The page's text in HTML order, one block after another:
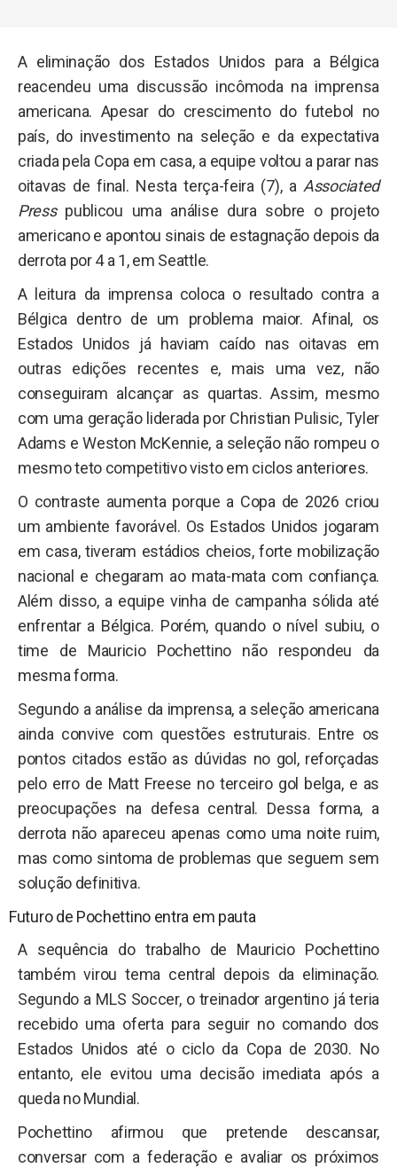
A eliminação dos Estados Unidos para a Bélgica
reacendeu uma discussão incômoda na imprensa
americana. Apesar do crescimento do futebol no
país, do investimento na seleção e da expectativa
criada pela Copa em casa, a equipe voltou a parar nas
oitavas de final. Nesta terça-feira (7), a Associated
Presspublicou uma análise dura sobre o projeto
americano e apontou sinais de estagnação depois da
derrota por 4 a 1, em Seattle.
A leitura da imprensa coloca o resultado contra a
Bélgica dentro de um problema maior. Afinal, os
Estados Unidos já haviam caído nas oitavas em
outras edições recentes e, mais uma vez, não
conseguiram alcançar as quartas. Assim, mesmo
com uma geração liderada por Christian Pulisic, Tyler
Adams e Weston McKennie, a seleção não rompeu o
mesmo teto competitivo visto em ciclos anteriores.
O contraste aumenta porque a Copa de 2026 criou
um ambiente favorável. Os Estados Unidos jogaram
em casa, tiveram estádios cheios, forte mobilização
nacional e chegaram ao mata-mata com confiança.
Além disso, a equipe vinha de campanha sólida até
enfrentar a Bélgica. Porém, quando o nível subiu, o
time de Mauricio Pochettino não respondeu da
mesma forma.
Segundo a análise da imprensa, a seleção americana
ainda convive com questões estruturais. Entre os
pontos citados estão as dúvidas no gol, reforçadas
pelo erro de Matt Freese no terceiro gol belga, e as
preocupações na defesa central. Dessa forma, a
derrota não apareceu apenas como uma noite ruim,
mas como sintoma de problemas que seguem sem
solução definitiva.
Futuro de Pochettino entra em pauta
A sequência do trabalho de Mauricio Pochettino
também virou tema central depois da eliminação.
Segundo a MLS Soccer, o treinador argentino já teria
recebido uma oferta para seguir no comando dos
Estados Unidos até o ciclo da Copa de 2030. No
entanto, ele evitou uma decisão imediata após a
queda no Mundial.
Pochettino afirmou que pretende descansar,
conversar com a federação e avaliar os próximos